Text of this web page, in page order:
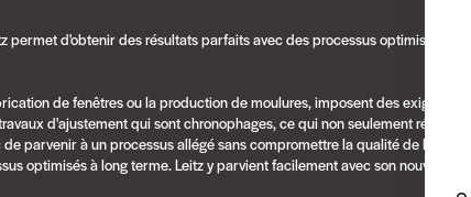
d'obtenir des résultats parfaits avec des processus optimisés en
de fenêtres ou la production de moulures, imposent des exigences
d'ajustement qui sont chronophages, ce qui non seulement réduit
parvenir à un processus allégé sans compromettre la qualité de l'usinage.
optimisés à long terme. Leitz y parvient facilement avec son nouveau